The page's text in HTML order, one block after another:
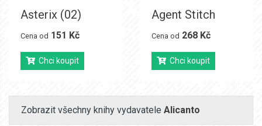
Asterix (02)
Cena od 151 Kč
Chci koupit
Agent Stitch
Cena od 268 Kč
Chci koupit
Zobrazit všechny knihy vydavatele Alicanto